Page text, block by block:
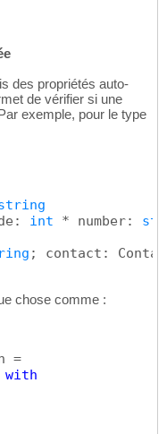
"str" str //
non-null result
) [ ]
must be
int ) list: 'T list)
list
des propriétés auto-
de vérifier si une
exemple, pour le type
int * number:
; contact:
chose comme :
=
with